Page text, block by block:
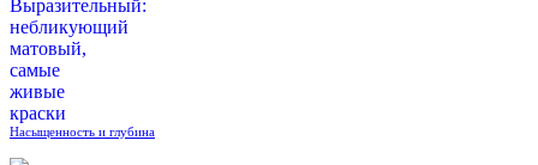
Насыщенность и глубина